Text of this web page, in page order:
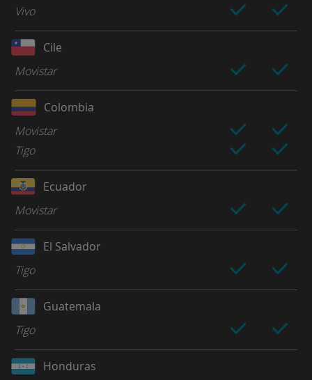
Vivo
Cile
Movistar
Colombia
Movistar
Tigo
Ecuador
Movistar
El Salvador
Tigo
Guatemala
Tigo
Honduras